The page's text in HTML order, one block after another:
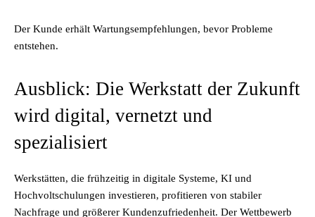
Der Kunde erhält Wartungsempfehlungen, bevor Probleme
entstehen.
Ausblick: Die Werkstatt der Zukunft
wird digital, vernetzt und
spezialisiert
Werkstätten, die frühzeitig in digitale Systeme, KI und
Hochvoltschulungen investieren, profitieren von stabiler
Nachfrage und größerer Kundenzufriedenheit. Der Wettbewerb